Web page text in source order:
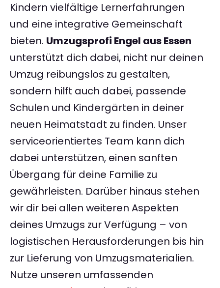
Kindern vielfältige Lernerfahrungen
und eine integrative Gemeinschaft
bieten. Umzugsprofi Engel aus Essen
unterstützt dich dabei, nicht nur deinen
Umzug reibungslos zu gestalten,
sondern hilft auch dabei, passende
Schulen und Kindergärten in deiner
neuen Heimatstadt zu finden. Unser
serviceorientiertes Team kann dich
dabei unterstützen, einen sanften
Übergang für deine Familie zu
gewährleisten. Darüber hinaus stehen
wir dir bei allen weiteren Aspekten
deines Umzugs zur Verfügung – von
logistischen Herausforderungen bis hin
zur Lieferung von Umzugsmaterialien.
Nutze unseren umfassenden